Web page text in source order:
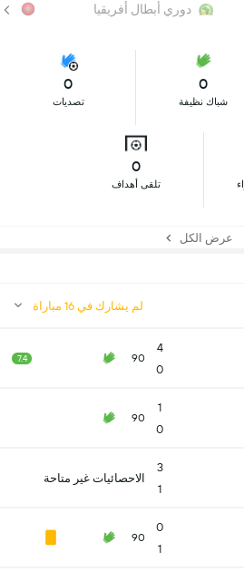
دوري أبطال أفريقيا
0
شباك نظيفة
0
تصديات
0
تلقى أهداف
عرض الكل
لم يشارك في 16 مباراة
4
0
90
7.4
1
0
90
3
1
الاحصائيات غير متاحة
0
1
90